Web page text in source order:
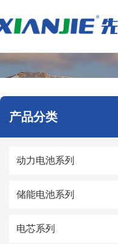
产品分类
动力电池系列
储能电池系列
电芯系列